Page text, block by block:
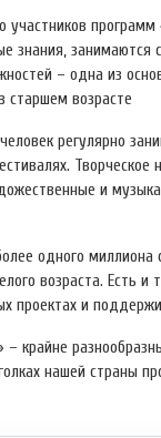
знания,
– одна из
старшем возрасте
регулярно
и
одного
возраста. Есть
проектах и
– крайне
нашей страны